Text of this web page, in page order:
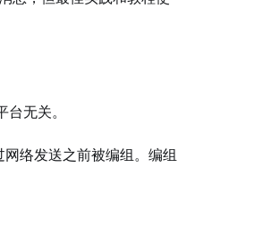
无关。
络发送之前被编组。编组